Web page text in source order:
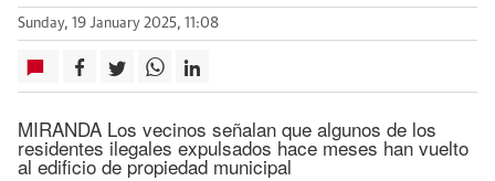
Sunday, 19 January 2025, 11:08
MIRANDA Los vecinos señalan que algunos de los
residentes ilegales expulsados hace meses han vuelto
al edificio de propiedad municipal